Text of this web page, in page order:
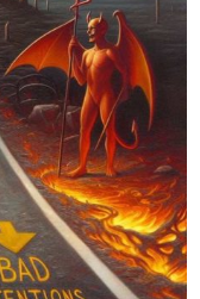
e
n
I
n
t
e
r
n
e